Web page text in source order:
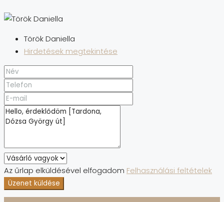
Török Daniella
Hirdetések megtekintése
Az űrlap elküldésével elfogadom Felhasználási feltételek
Üzenet küldése